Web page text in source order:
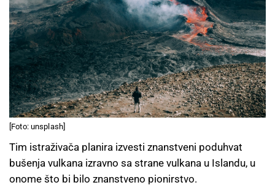
[Foto: unsplash]
Tim istraživača planira izvesti znanstveni poduhvat
bušenja vulkana izravno sa strane vulkana u Islandu, u
onome što bi bilo znanstveno pionirstvo.